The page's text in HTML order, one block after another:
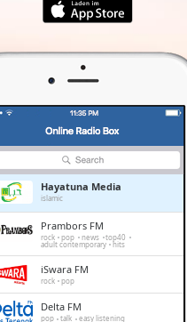
Hayatuna Media
islamic
Prambors FM
rock pop news top40
adult contemporary hits
iSwara FM
rock pop
Delta FM
pop talk easy listening